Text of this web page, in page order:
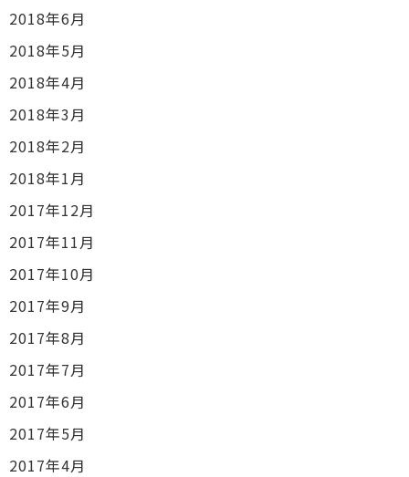
2018年6月
2018年5月
2018年4月
2018年3月
2018年2月
2018年1月
2017年12月
2017年11月
2017年10月
2017年9月
2017年8月
2017年7月
2017年6月
2017年5月
2017年4月